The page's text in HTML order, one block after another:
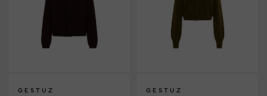
GESTUZ GESTUZ